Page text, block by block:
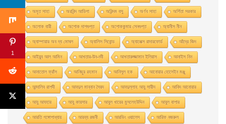
অমৃত সাহা অরবিন্দ আডিগা অরিন্দম বসু অর্ণব সাহা অর্পিতা সরকার
অলোক বারী অশােক দাশগুপ্ত অশোককুমার সেনগুপ্ত অ্যানীস নীন
অ্যাম্পায়ার অব দ্য মােঘল অ্যালিস সিবােন্ড অ্যালেক্স রাদারফোর্ড আঁদ্রে জিদ
আইয়ুব আল আমিন আখতার-উন-নবী আখতারুজ্জামান ইলিয়াস আনাইস নিন
আনাতােল ফ্রাঁস আনিছুর রহমান আনিসুল হক আনোয়ার হোসেইন মঞ্জু
আন্দালিব রাশদী আবদুল মান্নান সৈয়দ আবদুল্লাহ আবু সায়ীদ আবিদ আনোয়ার
আবু আযহার আবু কায়সার আবুল খায়ের মুসলেহউদ্দিন আবুল বাশার
আরতি গঙ্গোপাধ্যায় আরব্য রজনী আরভিং ওয়ালেস আরিফ নজরুল
1